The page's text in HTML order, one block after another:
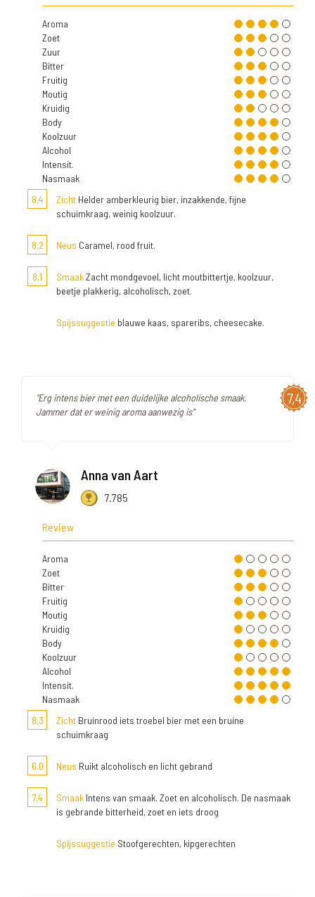
Aroma
Zoet
Zuur
Bitter
Fruitig
Moutig
Kruidig
Body
Koolzuur
Alcohol
Intensit.
Nasmaak
8,4
Zicht Helder amberkleurig bier, inzakkende, fijne
schuimkraag, weinig koolzuur.
8,2 Neus Caramel, rood fruit.
8,1 SmaakZacht mondgevoel, licht moutbittertje, koolzuur,
beetje plakkerig, alcoholisch, zoet.
Spijssuggestie blauwe kaas, spareribs, cheesecake.
7,4
"Erg intens bier met een duidelijke alcoholische smaak.
Jammer dat er weinig aroma aanwezig is"
Anna van Aart
7.785
Review
Aroma
Zoet
Bitter
Fruitig
Moutig
Kruidig
Body
Koolzuur
Alcohol
Intensit.
Nasmaak
8,3
Zicht Bruinrood iets troebel bier met een bruine
schuimkraag
6,0 Neus Ruikt alcoholisch en licht gebrand
7,4 Smaak Intens van smaak. Zoet en alcoholisch. De nasmaak
is gebrande bitterheid, zoet en iets droog
Spijssuggestie Stoofgerechten, kipgerechten